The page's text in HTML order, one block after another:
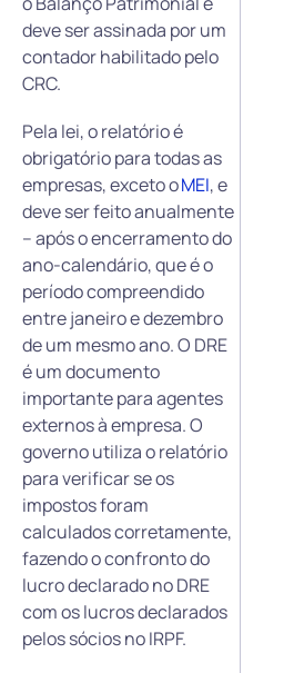
deve ser assinada por um
contador habilitado pelo
CRC.
Pela lei, o relatório é
obrigatório para todas as
empresas, exceto oMEI, e
deve ser feito anualmente
– após o encerramento do
ano-calendário, que é o
período compreendido
entre janeiro e dezembro
de um mesmo ano. O DRE
é um documento
importante para agentes
externos à empresa. O
governo utiliza o relatório
para verificar se os
impostos foram
calculados corretamente,
fazendo o confronto do
lucro declarado no DRE
com os lucros declarados
pelos sócios no IRPF.